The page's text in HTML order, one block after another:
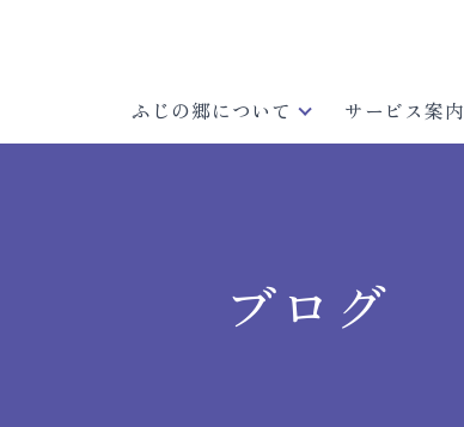
ふじの郷について サービス案内
ブログ